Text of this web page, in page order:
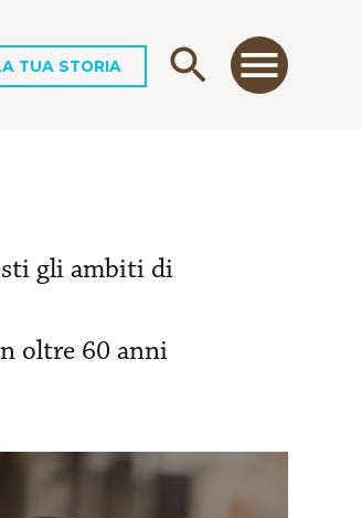
TUA STORIA
gli ambiti di
oltre 60 anni